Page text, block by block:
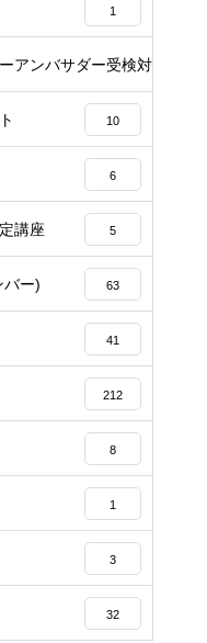
1
アンバサダー受検対策講座
10
6
講座 5
バー) 63
41
212
8
1
3
32